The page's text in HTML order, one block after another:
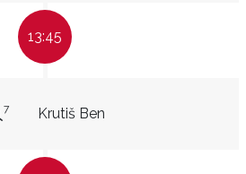
13:45
Krutiš Ben
7